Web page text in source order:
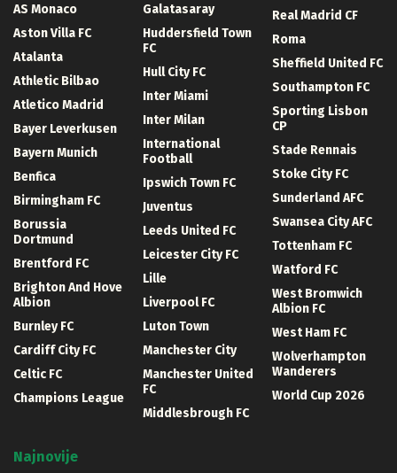
AS Monaco
Aston Villa FC
Atalanta
Athletic Bilbao
Atletico Madrid
Bayer Leverkusen
Bayern Munich
Benfica
Birmingham FC
Borussia
Dortmund
Brentford FC
Brighton And Hove
Albion
Burnley FC
Cardiff City FC
Celtic FC
Champions League
Galatasaray
Huddersfield Town
FC
Hull City FC
Inter Miami
Inter Milan
International
Football
Ipswich Town FC
Juventus
Leeds United FC
Leicester City FC
Lille
Liverpool FC
Luton Town
Manchester City
Manchester United
FC
Middlesbrough FC
Real Madrid CF
Roma
Sheffield United FC
Southampton FC
Sporting Lisbon
CP
Stade Rennais
Stoke City FC
Sunderland AFC
Swansea City AFC
Tottenham FC
Watford FC
West Bromwich
Albion FC
West Ham FC
Wolverhampton
Wanderers
World Cup 2026
Najnovije